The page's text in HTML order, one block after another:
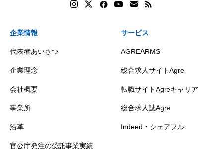
企業情報
代表者あいさつ
企業理念
会社概要
事業所
沿革
官公庁発注の受託事業実績
サービス
AGREARMS
総合求人サイトAgre
転職サイトAgreキャリア
総合求人誌Agre
Indeed・シェアフル